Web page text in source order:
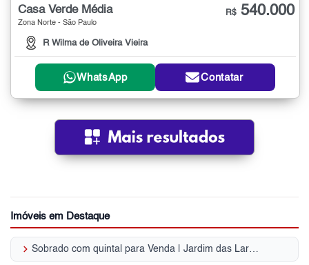
Casa Verde Média
Zona Norte - São Paulo
R Wilma de Oliveira Vieira
R$ 540.000
WhatsApp Contatar
Imóveis em Destaque
keyboard_arrow_right Sobrado com quintal para Venda | Jardim das Laranjeiras